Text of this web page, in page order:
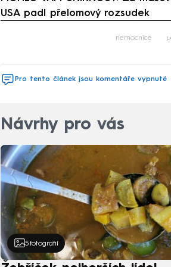
USA padl přelomový rozsudek
nemocnice
Pro tento článek jsou komentáře vypnuté
Návrhy pro vás
5 fotografií